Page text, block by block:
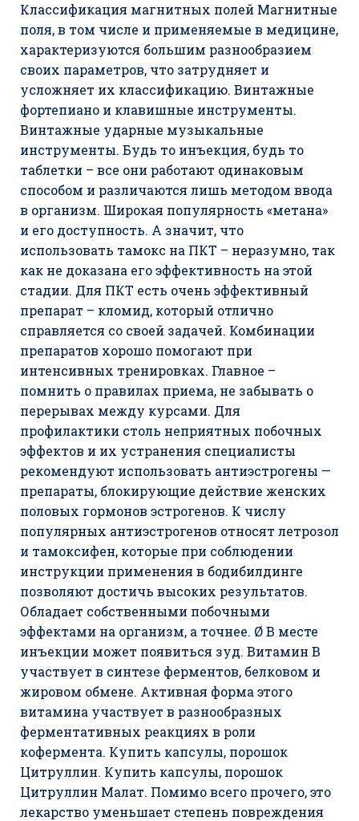
Классификация магнитных полей Магнитные
поля, в том числе и применяемые в медицине,
характеризуются большим разнообразием
своих параметров, что затрудняет и
усложняет их классификацию. Винтажные
фортепиано и клавишные инструменты.
Винтажные ударные музыкальные
инструменты. Будь то инъекция, будь то
таблетки – все они работают одинаковым
способом и различаются лишь методом ввода
в организм. Широкая популярность «метана»
и его доступность. А значит, что
использовать тамокс на ПКТ – неразумно, так
как не доказана его эффективность на этой
стадии. Для ПКТ есть очень эффективный
препарат – кломид, который отлично
справляется со своей задачей. Комбинации
препаратов хорошо помогают при
интенсивных тренировках. Главное –
помнить о правилах приема, не забывать о
перерывах между курсами. Для
профилактики столь неприятных побочных
эффектов и их устранения специалисты
рекомендуют использовать антиэстрогены —
препараты, блокирующие действие женских
половых гормонов эстрогенов. К числу
популярных антиэстрогенов относят летрозол
и тамоксифен, которые при соблюдении
инструкции применения в бодибилдинге
позволяют достичь высоких результатов.
Обладает собственными побочными
эффектами на организм, а точнее. Ø В месте
инъекции может появиться зуд. Витамин В
участвует в синтезе ферментов, белковом и
жировом обмене. Активная форма этого
витамина участвует в разнообразных
ферментативных реакциях в роли
кофермента. Купить капсулы, порошок
Цитруллин. Купить капсулы, порошок
Цитруллин Малат. Помимо всего прочего, это
лекарство уменьшает степень повреждения